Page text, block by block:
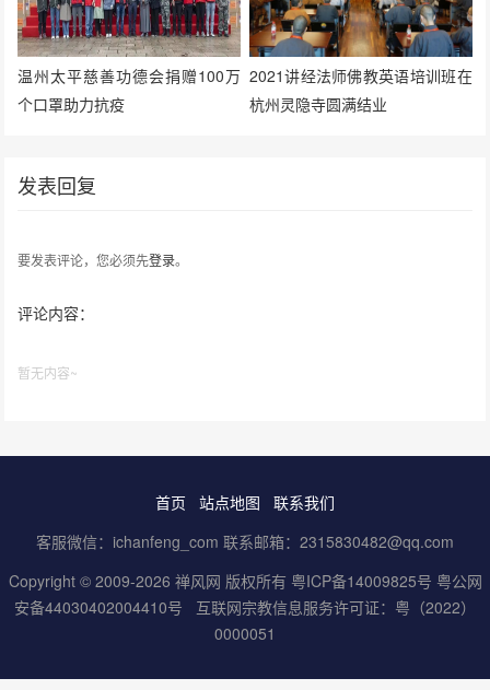
温州太平慈善功德会捐赠100万
个口罩助力抗疫
2021讲经法师佛教英语培训班在
杭州灵隐寺圆满结业
发表回复
要发表评论，您必须先登录。
评论内容：
暂无内容~
首页 站点地图
联系我们
客服微信：ichanfeng_com 联系邮箱：2315830482@qq.com
Copyright © 2009-2026 禅风网 版权所有 粤ICP备14009825号 粤公网
安备44030402004410号
互联网宗教信息服务许可证：粤（2022）
0000051